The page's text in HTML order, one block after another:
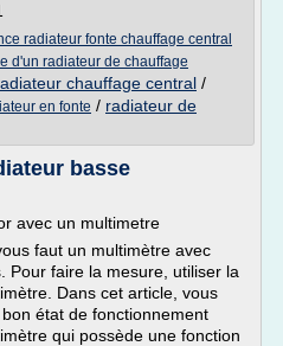
radiateur fonte chauffage central
d'un radiateur de chauffage
chauffage central /
en fonte / radiateur de
basse
avec un multimetre
faut un multimètre avec
Pour faire la mesure, utiliser la
Dans cet article, vous
état de fonctionnement
qui possède une fonction